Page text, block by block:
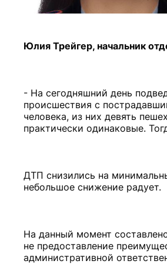
Юлия Трейгер, начальник
- На сегодняшний день
происшествия с
человека, из них девять
практически одинаковые.
ДТП снизились на
небольшое снижение радует.
На данный момент
не предоставление
административной